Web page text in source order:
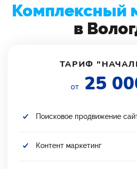
Комплексный
в
ТАРИФ
от 25
Поисковое продвижение
Контент маркетинг